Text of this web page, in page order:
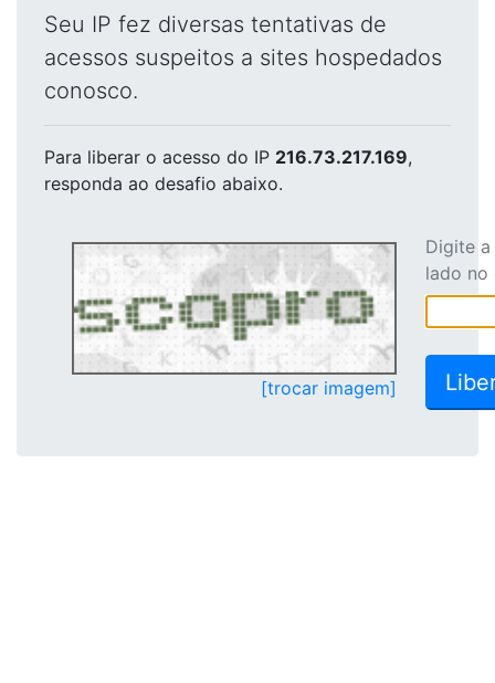
Seu IP fez diversas tentativas de
acessos suspeitos a sites hospedados
conosco.
Para liberar o acesso do IP 216.73.217.169,
responda ao desafio abaixo.
[trocar imagem]
Digite
lado no